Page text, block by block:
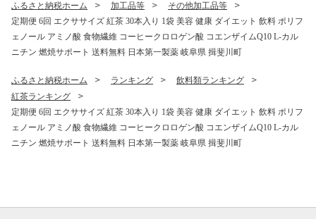
ふるさと納税ホーム 加工品等
その他加工品等
定期便 6回 エクササイズ 紅茶 30本入り 1袋 美容 健康 ダイエット 飲料 ポリフ
ェノール アミノ酸 食物繊維 コーヒークロロゲン酸 コエンザイムQ10 L-カル
ニチン 燃焼サポート 送料無料 日本第一製薬 岐阜県 揖斐川町
ふるさと納税ホーム ランキング
飲料類ランキング
紅茶ランキング
定期便 6回 エクササイズ 紅茶 30本入り 1袋 美容 健康 ダイエット 飲料 ポリフ
ェノール アミノ酸 食物繊維 コーヒークロロゲン酸 コエンザイムQ10 L-カル
ニチン 燃焼サポート 送料無料 日本第一製薬 岐阜県 揖斐川町